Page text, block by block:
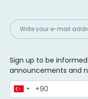
Sign up to be
announcements and